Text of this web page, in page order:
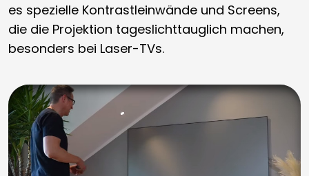
es spezielle Kontrastleinwände und Screens,
die die Projektion tageslichttauglich machen,
besonders bei Laser-TVs.